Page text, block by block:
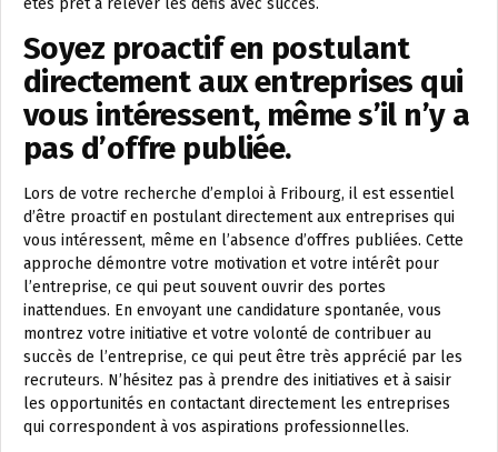
êtes prêt à relever les défis avec succès.
Soyez proactif en postulant
directement aux entreprises qui
vous intéressent, même s’il n’y a
pas d’offre publiée.
Lors de votre recherche d’emploi à Fribourg, il est essentiel
d’être proactif en postulant directement aux entreprises qui
vous intéressent, même en l’absence d’offres publiées. Cette
approche démontre votre motivation et votre intérêt pour
l’entreprise, ce qui peut souvent ouvrir des portes
inattendues. En envoyant une candidature spontanée, vous
montrez votre initiative et votre volonté de contribuer au
succès de l’entreprise, ce qui peut être très apprécié par les
recruteurs. N’hésitez pas à prendre des initiatives et à saisir
les opportunités en contactant directement les entreprises
qui correspondent à vos aspirations professionnelles.